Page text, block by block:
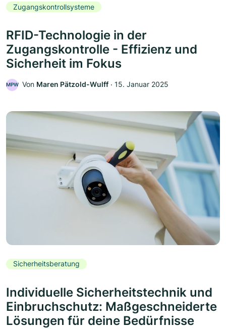
Zugangskontrollsysteme
RFID-Technologie in der
Zugangskontrolle - Effizienz und
Sicherheit im Fokus
MPW Von Maren Pätzold-Wulff ‧ 15. Januar 2025
Sicherheitsberatung
Individuelle Sicherheitstechnik und
Einbruchschutz: Maßgeschneiderte
Lösungen für deine Bedürfnisse